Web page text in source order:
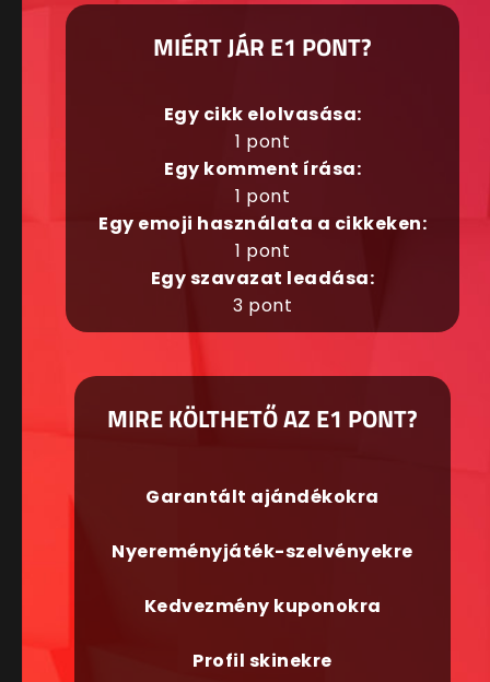
MIÉRT JÁR E1 PONT?
Egy cikk elolvasása:
1 pont
Egy komment írása:
1 pont
Egy emoji használata a cikkeken:
1 pont
Egy szavazat leadása:
3 pont
MIRE KÖLTHETŐ AZ E1 PONT?
Garantált ajándékokra
Nyereményjáték-szelvényekre
Kedvezmény kuponokra
Profil skinekre